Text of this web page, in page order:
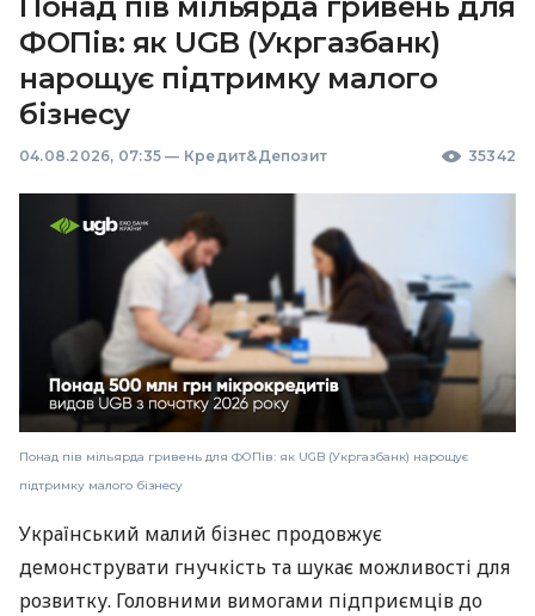
ФОПів: як UGB (Укргазбанк)
нарощує підтримку малого
бізнесу
04.08.2026, 07:35 — Кредит&Депозит 35342
Понад пів мільярда гривень для ФОПів: як UGB (Укргазбанк) нарощує
підтримку малого бізнесу
Український малий бізнес продовжує
демонструвати гнучкість та шукає можливості для
розвитку. Головними вимогами підприємців до